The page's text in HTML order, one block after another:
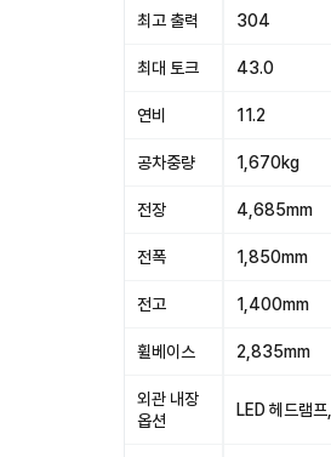
최고 출력 304
최대 토크 43.0
연비 11.2
공차중량 1,670kg
전장 4,685mm
전폭 1,850mm
전고 1,400mm
휠베이스 2,835mm
외관 내장
옵션
LED 헤드램